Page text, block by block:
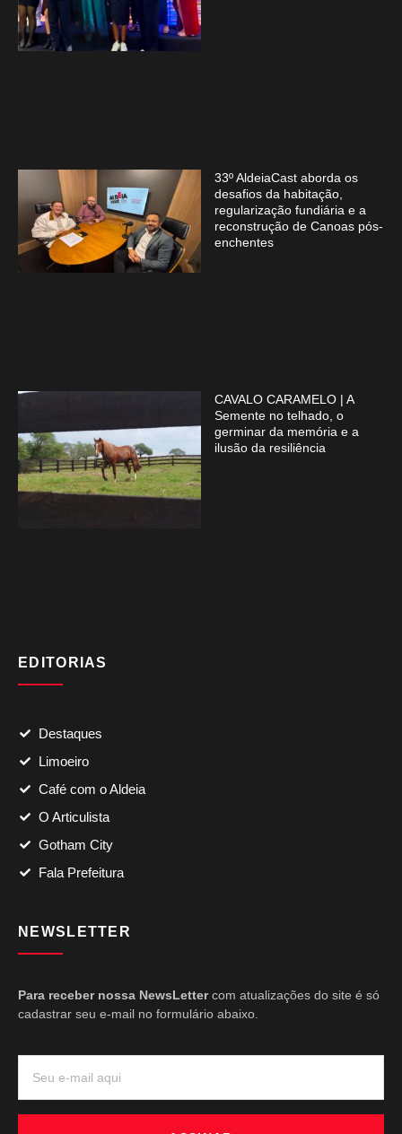
33º AldeiaCast aborda os
desafios da habitação,
regularização fundiária e a
reconstrução de Canoas pós-
enchentes
CAVALO CARAMELO | A
Semente no telhado, o
germinar da memória e a
ilusão da resiliência
EDITORIAS
Destaques
Limoeiro
Café com o Aldeia
O Articulista
Gotham City
Fala Prefeitura
NEWSLETTER
Para receber nossa NewsLettercom atualizações do site é só
cadastrar seu e-mail no formulário abaixo.